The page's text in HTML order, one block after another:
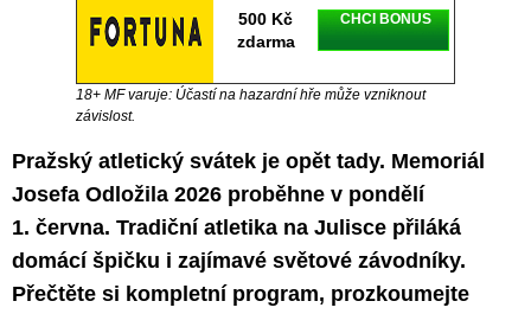
500 Kč
zdarma
CHCI BONUS
18+ MF varuje: Účastí na hazardní hře může vzniknout
závislost.
Pražský atletický svátek je opět tady. Memoriál
Josefa Odložila 2026 proběhne v pondělí
1. června. Tradiční atletika na Julisce přiláká
domácí špičku i zajímavé světové závodníky.
Přečtěte si kompletní program, prozkoumejte